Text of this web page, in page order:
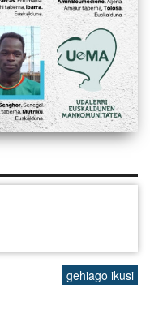
gehiago ikusi